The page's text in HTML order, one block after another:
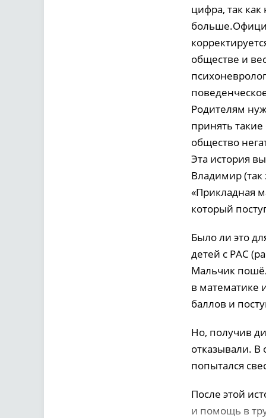
цифра, так
обществе и
Родителям
принять
общество
Эта история
Владимир
«Прикладная
который
Было ли это
детей с РАС
Мальчик
в математике
баллов и
Но, получив
отказывали. В
попытался
После этой
и помощь в